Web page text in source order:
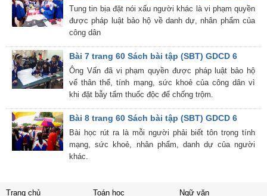
Tung tin bịa đặt nói xấu người khác là vi phạm quyền
được pháp luật bảo hộ về danh dự, nhân phẩm của
công dân
Bài 7 trang 60 Sách bài tập (SBT) GDCD 6
Ông Vấn đã vi phạm quyền được pháp luật bảo hộ
vể thân thể, tính mạng, sức khoẻ của công dân vì
khi đặt bẫy tẩm thuốc độc để chống trộm.
Bài 8 trang 60 Sách bài tập (SBT) GDCD 6
Bài học rút ra là mỗi người phải biết tôn trọng tính
mạng, sức khoẻ, nhân phẩm, danh dự của người
khác.
Trang chủ Toán học Ngữ văn